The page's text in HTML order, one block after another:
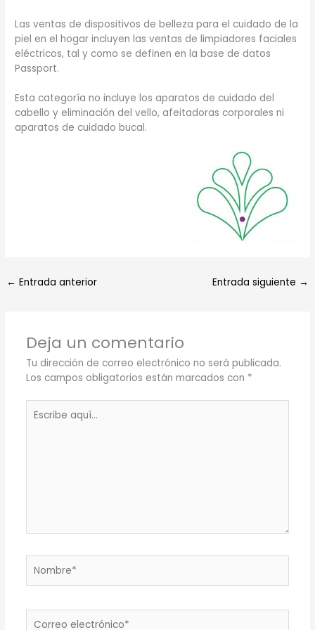
Las ventas de dispositivos de belleza para el cuidado de la
piel en el hogar incluyen las ventas de limpiadores faciales
eléctricos, tal y como se definen en la base de datos
Passport.
Esta categoría no incluye los aparatos de cuidado del
cabello y eliminación del vello, afeitadoras corporales ni
aparatos de cuidado bucal.
← Entrada anterior Entrada siguiente →
Deja un comentario
Tu dirección de correo electrónico no será publicada.
Los campos obligatorios están marcados con *
aquí...